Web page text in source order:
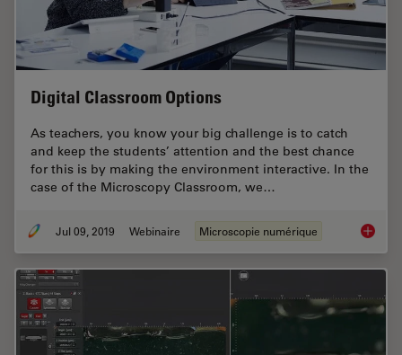
Digital Classroom Options
As teachers, you know your big challenge is to catch
and keep the students’ attention and the best chance
for this is by making the environment interactive. In the
case of the Microscopy Classroom, we…
Jul 09, 2019 Webinaire Microscopie numérique Digital